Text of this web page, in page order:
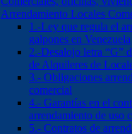
Arrendamiento Locales
1.-Ley que regula el
galpones en Venezuela
2.-Desalojo letra “G”
de Alquileres de
3.- Obligaciones
comercial
4.- Garantías en el
arrendamiento de uso
5.- Contratos de